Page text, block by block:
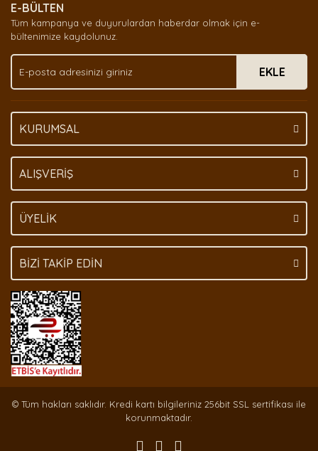
Ürün açıklamasında eksik bilgiler bulunuyor.
Ürün bilgilerinde hatalar bulunuyor.
Ürün fiyatı diğer sitelerden daha pahalı.
Bu ürüne benzer farklı alternatifler olmalı.
E-BÜLTEN
Tüm kampanya ve duyurulardan haberdar olmak için e-
bültenimize kaydolunuz.
EKLE
KURUMSAL
ALIŞVERİŞ
ÜYELİK
BİZİ TAKİP EDİN
© Tüm hakları saklıdır. Kredi kartı bilgileriniz 256bit SSL sertifikası ile
korunmaktadır.